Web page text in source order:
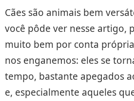
Cães são animais bem
você pôde ver nesse artigo,
muito bem por conta
nos enganemos: eles se
tempo, bastante apegados
e, especialmente aqueles